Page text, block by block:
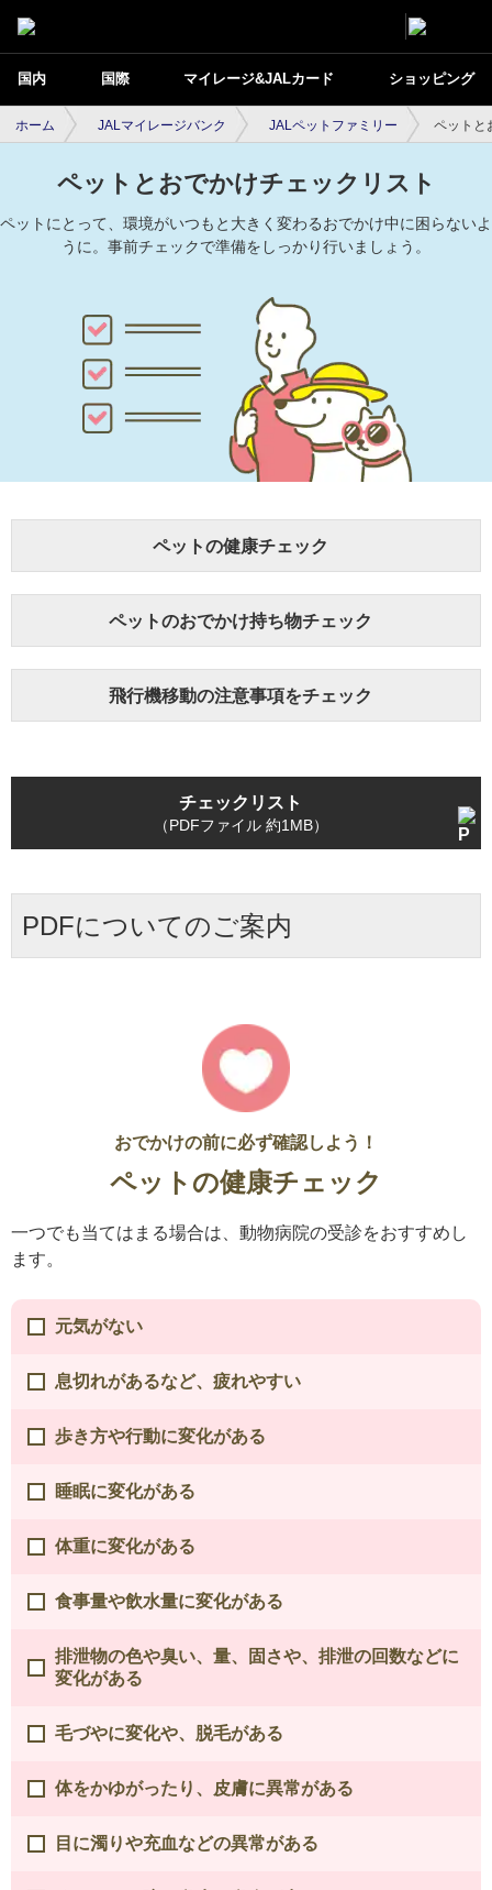
国内 国際 マイレージ&JALカード ショッピング
ホーム JALマイレージバンク JALペットファミリー ペットと
ペットとおでかけチェックリスト
ペットにとって、環境がいつもと大きく変わるおでかけ中に困らないよ
うに。事前チェックで準備をしっかり行いましょう。
ペットの健康チェック
ペットのおでかけ持ち物チェック
飛行機移動の注意事項をチェック
チェックリスト
（PDFファイル 約1MB）
PDFについてのご案内
おでかけの前に必ず確認しよう！
ペットの健康チェック
一つでも当てはまる場合は、動物病院の受診をおすすめし
ます。
元気がない
息切れがあるなど、疲れやすい
歩き方や行動に変化がある
睡眠に変化がある
体重に変化がある
食事量や飲水量に変化がある
排泄物の色や臭い、量、固さや、排泄の回数などに
変化がある
毛づやに変化や、脱毛がある
体をかゆがったり、皮膚に異常がある
目に濁りや充血などの異常がある